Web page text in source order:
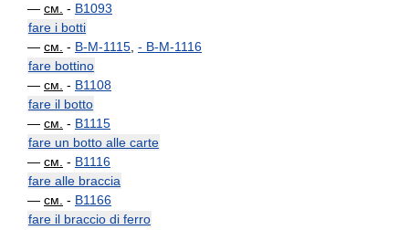
— см. - B1093
fare i botti
— см. - B-M-1115 - B-M-1116
fare bottino
— см. - B1108
fare il botto
— см. - B1115
fare un botto alle carte
— см. - B1116
fare alle braccia
— см. - B1166
fare il braccio di ferro